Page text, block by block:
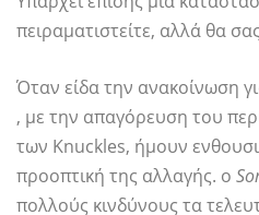
πειραματιστείτε, αλλά θα
Όταν είδα την ανακοίνωση
, με την απαγόρευση του
των Knuckles, ήμουν
προοπτική της αλλαγής. ο
πολλούς κινδύνους τα